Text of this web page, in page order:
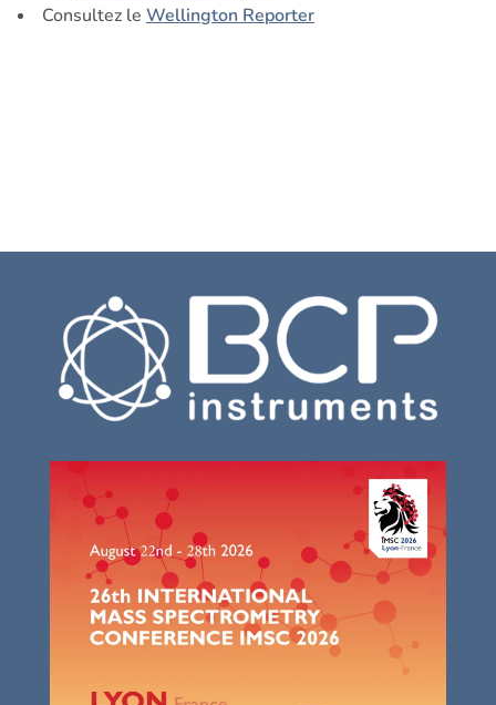
Consultez le Wellington Reporter